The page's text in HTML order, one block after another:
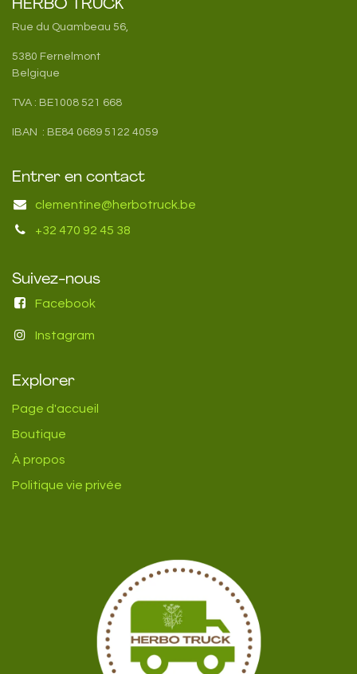
HERBO TRUCK
Rue du Quambeau 56,
5380 Fernelmont
Belgique
TVA : BE1008 521 668
IBAN : BE84 0689 5122 4059
Entrer en contact
clementine@herbotruck.be
+32 470 92 45 38
Suivez-nous
Facebook
Instagram
Explorer
Page d'accueil
Boutique
À propos
Politique vie privée